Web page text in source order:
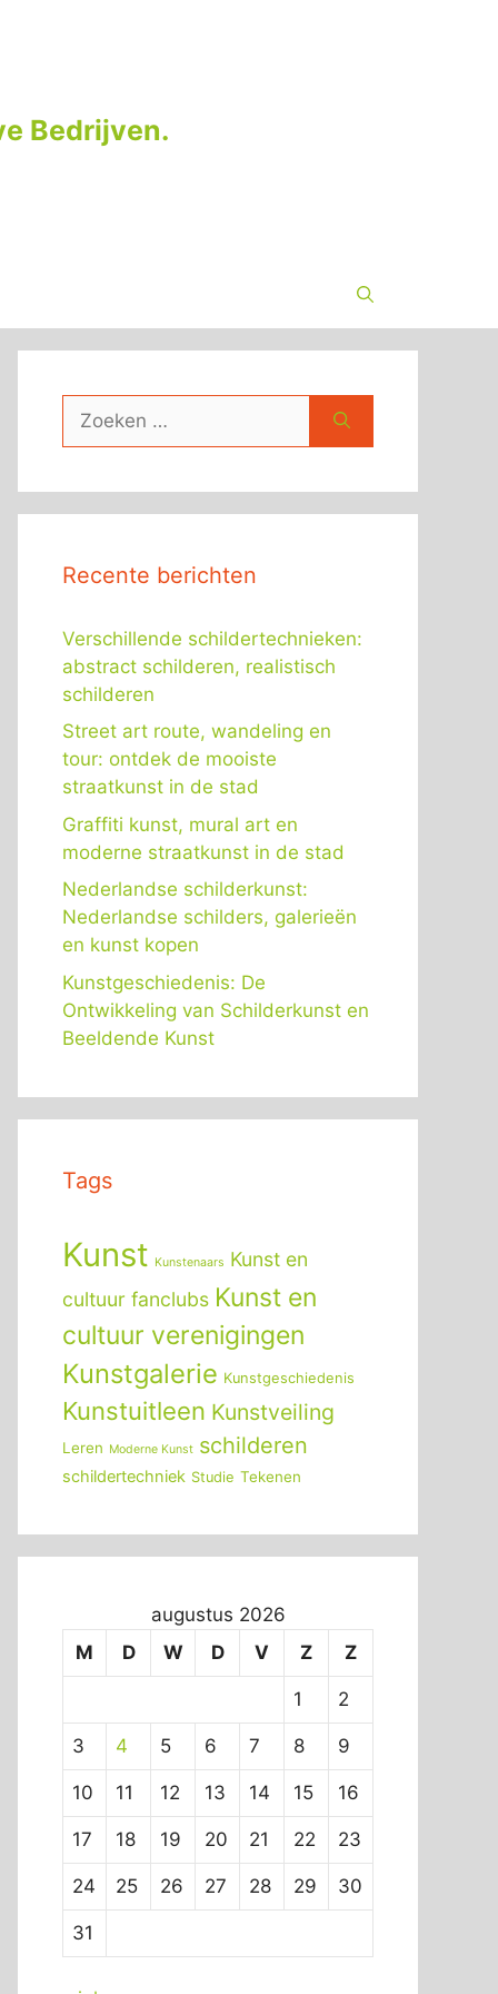
Bedrijven.
naar:
Recente berichten
Verschillende schildertechnieken:
abstract schilderen, realistisch
schilderen
Street art route, wandeling en
tour: ontdek de mooiste
straatkunst in de stad
Graffiti kunst, mural art en
moderne straatkunst in de stad
Nederlandse schilderkunst:
Nederlandse schilders, galerieën
en kunst kopen
Kunstgeschiedenis: De
Ontwikkeling van Schilderkunst en
Beeldende Kunst
Tags
Kunst Kunstenaars Kunst en
cultuur fanclubs Kunst en
cultuur verenigingen
Kunstgalerie Kunstgeschiedenis
Kunstuitleen Kunstveiling
Leren Moderne Kunst schilderen
schildertechniek Studie Tekenen
augustus 2026
M
D W D V Z Z
1 2
3 4 5 6 7 8 9
10 11 12 13 14 15 16
17 18 19 20 21 22 23
24 25 26 27 28 29 30
31